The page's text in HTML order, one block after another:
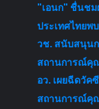
"เอนก" ชื่นชม
ประเทศไทยพ
วช. สนับสนุน
สถานการณ์คุ
อว. เผยฉีดวั
สถานการณ์คุ